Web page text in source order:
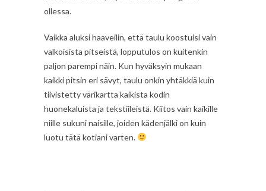
ollessa.
Vaikka aluksi haaveilin, että taulu koostuisi vain
valkoisista pitseistä, lopputulos on kuitenkin
paljon parempi näin. Kun hyväksyin mukaan
kaikki pitsin eri sävyt, taulu onkin yhtäkkiä kuin
tiivistetty värikartta kaikista kodin
huonekaluista ja tekstiileistä. Kiitos vain kaikille
niille sukuni naisille, joiden kädenjälki on kuin
luotu tätä kotiani varten.